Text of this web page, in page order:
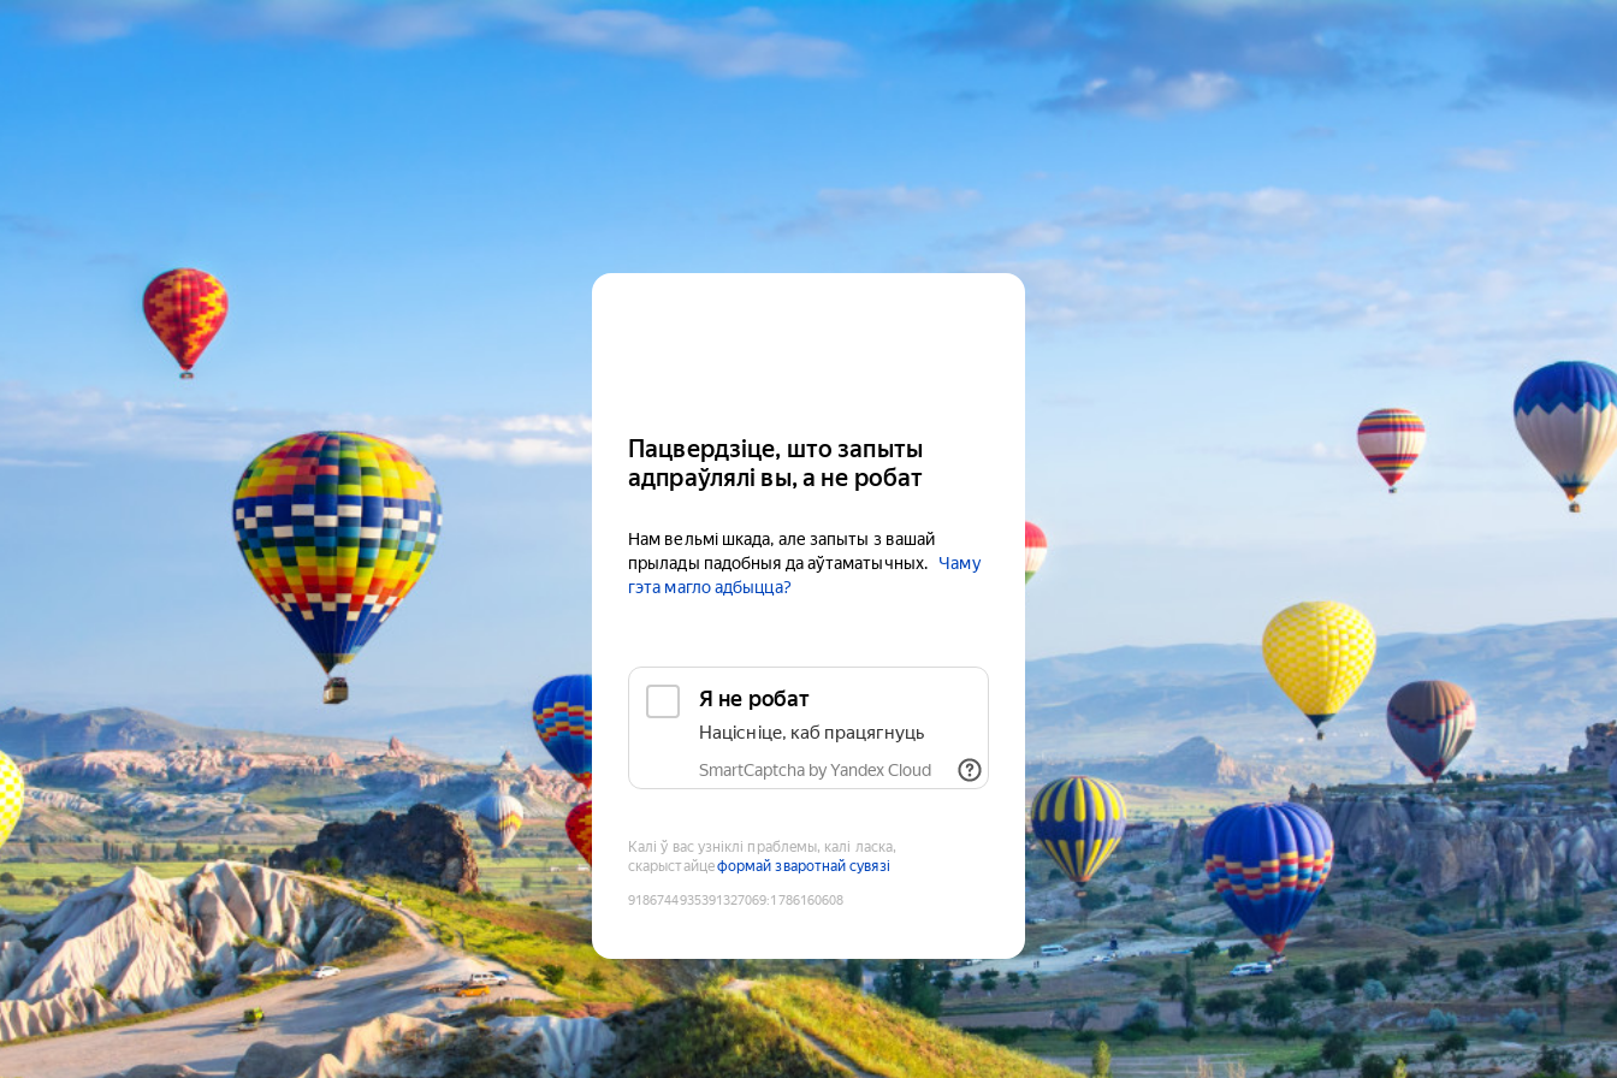
Пацвердзіце, што запыты
адпраўлялі вы, а не робат
Нам вельмі шкада, але запыты з вашай
прылады падобныя да аўтаматычных.
Чаму
гэта магло адбыцца?
Я не робат
Націсніце, каб працягнуць
SmartCaptcha by Yandex Cloud
Калі ў вас узніклі праблемы, калі ласка,
скарыстайцеформай зваротнай сувязі
9186744935391327069:1786160608